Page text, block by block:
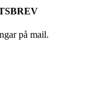
på mail.